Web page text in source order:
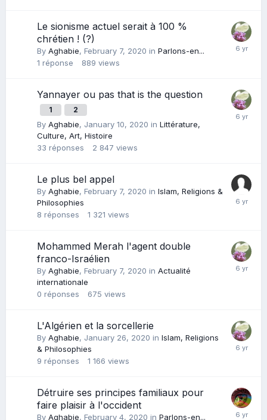
Le sionisme actuel serait à 100 %
chrétien ! (?)
By Aghabie, February 7, 2020 in Parlons-en...
1 réponse 889 views
Yannayer ou pas that is the question
1 2
By Aghabie, January 10, 2020 in Littérature,
Culture, Art, Histoire
33 réponses 2 847 views
Le plus bel appel
By Aghabie, February 7, 2020 in Islam, Religions &
Philosophies
8 réponses 1 321 views
Mohammed Merah l'agent double
franco-Israélien
By Aghabie, February 7, 2020 in Actualité
internationale
0 réponses 675 views
L'Algérien et la sorcellerie
By Aghabie, January 26, 2020 in Islam, Religions
& Philosophies
9 réponses 1 166 views
Détruire ses principes familiaux pour
faire plaisir à l'occident
By Aghabie, February 4, 2020 in Parlons-en...